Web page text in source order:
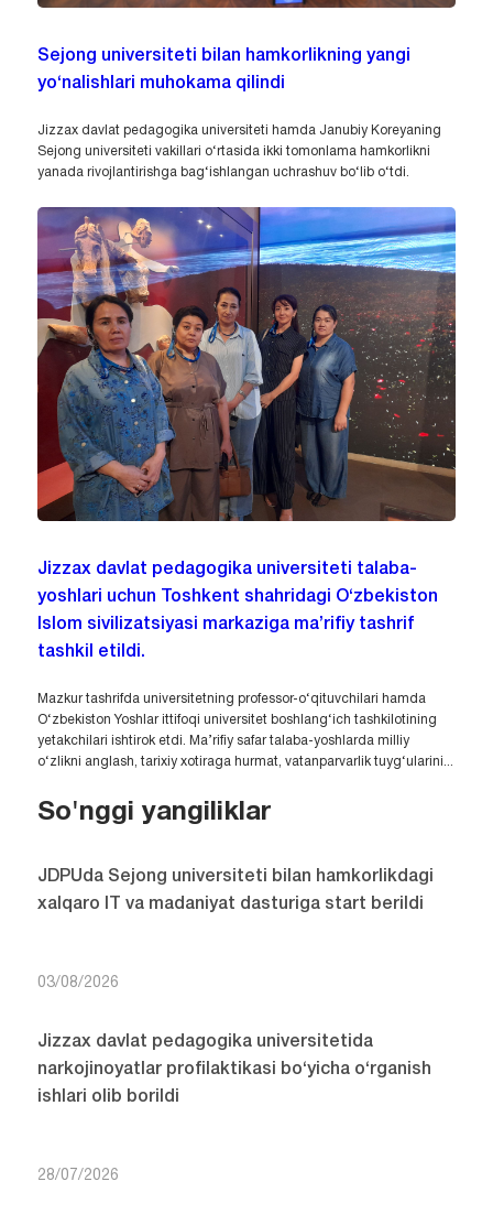
Sejong universiteti bilan hamkorlikning yangi
yo‘nalishlari muhokama qilindi
Jizzax davlat pedagogika universiteti hamda Janubiy Koreyaning
Sejong universiteti vakillari o‘rtasida ikki tomonlama hamkorlikni
yanada rivojlantirishga bag‘ishlangan uchrashuv bo‘lib o‘tdi.
Jizzax davlat pedagogika universiteti talaba-
yoshlari uchun Toshkent shahridagi O‘zbekiston
Islom sivilizatsiyasi markaziga ma’rifiy tashrif
tashkil etildi.
Mazkur tashrifda universitetning professor-o‘qituvchilari hamda
O‘zbekiston Yoshlar ittifoqi universitet boshlang‘ich tashkilotining
yetakchilari ishtirok etdi. Ma’rifiy safar talaba-yoshlarda milliy
o‘zlikni anglash, tarixiy xotiraga hurmat, vatanparvarlik tuyg‘ularini...
So'nggi yangiliklar
JDPUda Sejong universiteti bilan hamkorlikdagi
xalqaro IT va madaniyat dasturiga start berildi
03/08/2026
Jizzax davlat pedagogika universitetida
narkojinoyatlar profilaktikasi bo‘yicha o‘rganish
ishlari olib borildi
28/07/2026